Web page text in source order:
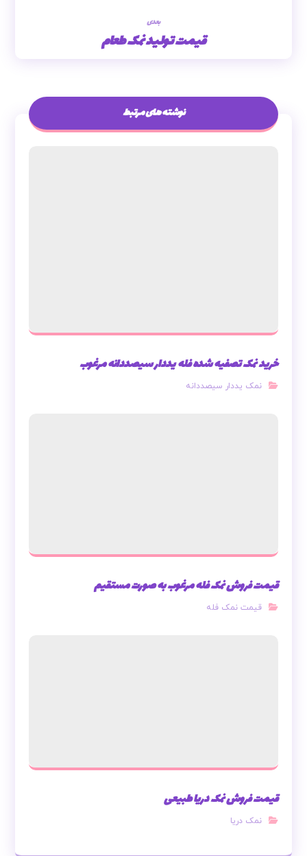
بعدی
قیمت تولید نمک طعام
نوشته های مرتبط
خرید نمک تصفیه شده فله یددار سیصددانه مرغوب
نمک یددار سیصددانه
قیمت فروش نمک فله مرغوب به صورت مستقیم
قیمت نمک فله
قیمت فروش نمک دریا طبیعی
نمک دریا